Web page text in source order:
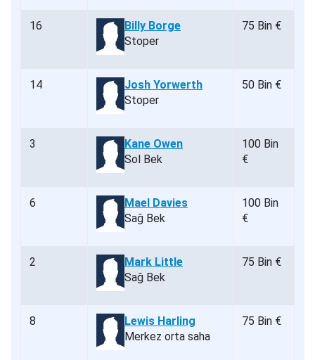
16
Billy Borge
Stoper
75 Bin €
14
Josh Yorwerth
Stoper
50 Bin €
3
Kane Owen
Sol Bek
100 Bin
€
6
Mael Davies
Sağ Bek
100 Bin
€
2
Mark Little
Sağ Bek
75 Bin €
8
Lewis Harling
Merkez orta saha
75 Bin €